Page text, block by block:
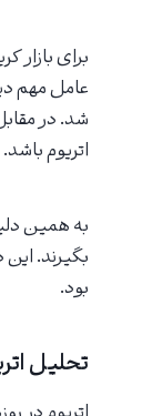
برای بازار
عامل مهم
شد. در
اتریوم باشد.
به همین
بگیرند.
بود.
تحلیل اتریوم :